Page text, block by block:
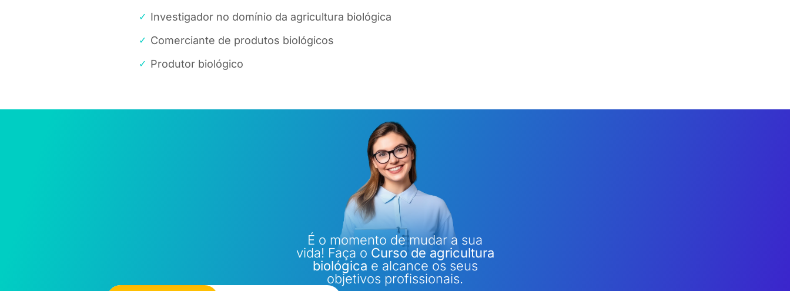
Investigador no domínio da agricultura biológica
Comerciante de produtos biológicos
Produtor biológico
É o momento de mudar a sua
vida! Faça o Curso de agricultura
biológica e alcance os seus
objetivos profissionais.